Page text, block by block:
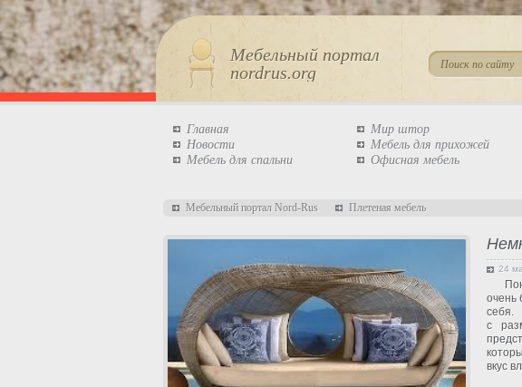
Мебельный портал
nordrus.org
Главная
Новости
Мебель для спальни
Мир штор
Мебель для прихожей
Офисная мебель
Мебельный портал Nord-Rus Плетеная мебель
24
очень
с
вкус